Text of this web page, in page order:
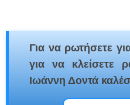
Για να ρωτήσετε
για να κλείσετε
Ιωάννη Δοντά